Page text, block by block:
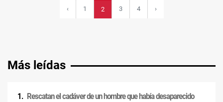
‹ 1 2 3 4 ›
Más leídas
Rescatan el cadáver de un hombre que había desaparecido